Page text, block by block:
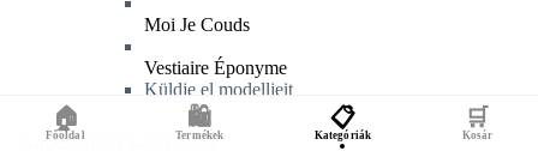
Moi Je Couds
Vestiaire Éponyme
Küldje el modelljeit
Kapcsolódó kategóriák
🏠
Főoldal
🛍️
Termékek
📋
Kategóriák
🛒
Kosár